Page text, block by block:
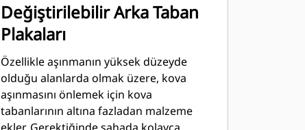
Değiştirilebilir Arka Taban
Plakaları
Özellikle aşınmanın yüksek düzeyde
olduğu alanlarda olmak üzere, kova
aşınmasını önlemek için kova
tabanlarının altına fazladan malzeme